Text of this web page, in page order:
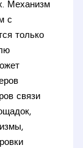
Механизм
с
только
связи